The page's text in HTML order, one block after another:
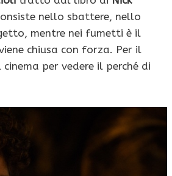
nello sbattere, nello
mentre nei fumetti è il
chiusa con forza. Per il
per vedere il perché di